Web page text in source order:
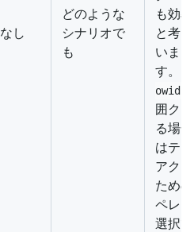
なし
どのような
シナリオで
も
も効
と考
いま
す。
owid
囲ク
る場
はテ
アク
ため
ペレ
選択